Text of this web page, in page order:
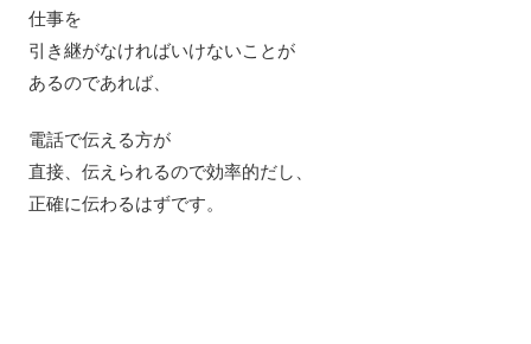
仕事を
引き継がなければいけないことが
あるのであれば、
電話で伝える方が
直接、伝えられるので効率的だし、
正確に伝わるはずです。